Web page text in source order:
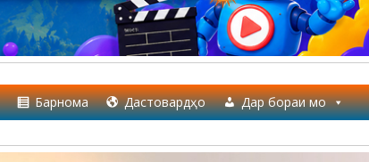
Барнома Дастовардҳо Дар бораи мо